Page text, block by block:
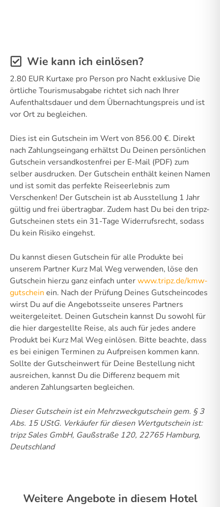
Wie kann ich einlösen?
2.80 EUR Kurtaxe pro Person pro Nacht exklusive Die
örtliche Tourismusabgabe richtet sich nach Ihrer
Aufenthaltsdauer und dem Übernachtungspreis und ist
vor Ort zu begleichen.
Dies ist ein Gutschein im Wert von 856.00 €. Direkt
nach Zahlungseingang erhältst Du Deinen persönlichen
Gutschein versandkostenfrei per E-Mail (PDF) zum
selber ausdrucken. Der Gutschein enthält keinen Namen
und ist somit das perfekte Reiseerlebnis zum
Verschenken! Der Gutschein ist ab Ausstellung 1 Jahr
gültig und frei übertragbar. Zudem hast Du bei den tripz-
Gutscheinen stets ein 31-Tage Widerrufsrecht, sodass
Du kein Risiko eingehst.
Du kannst diesen Gutschein für alle Produkte bei
unserem Partner Kurz Mal Weg verwenden, löse den
Gutschein hierzu ganz einfach unterwww.tripz.de/kmw-
gutschein ein. Nach der Prüfung Deines Gutscheincodes
wirst Du auf die Angebotsseite unseres Partners
weitergeleitet. Deinen Gutschein kannst Du sowohl für
die hier dargestellte Reise, als auch für jedes andere
Produkt bei Kurz Mal Weg einlösen. Bitte beachte, dass
es bei einigen Terminen zu Aufpreisen kommen kann.
Sollte der Gutscheinwert für Deine Bestellung nicht
ausreichen, kannst Du die Differenz bequem mit
anderen Zahlungsarten begleichen.
Dieser Gutschein ist ein Mehrzweckgutschein gem. § 3
Abs. 15 UStG. Verkäufer für diesen Wertgutschein ist:
tripz Sales GmbH, Gaußstraße 120, 22765 Hamburg,
Deutschland
Weitere Angebote in diesem Hotel